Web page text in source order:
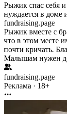
Рыжик спас себя
нуждается в доме
fundraising.page
Рыжик вместе с
что в этом месте
почти кричать.
Малышам нужен
fundraising.page
Реклама · 18+